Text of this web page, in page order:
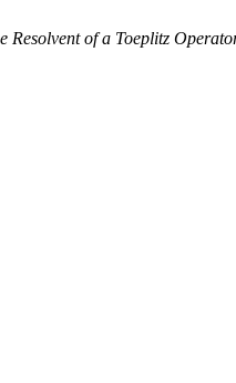
Resolvent of a Toeplitz